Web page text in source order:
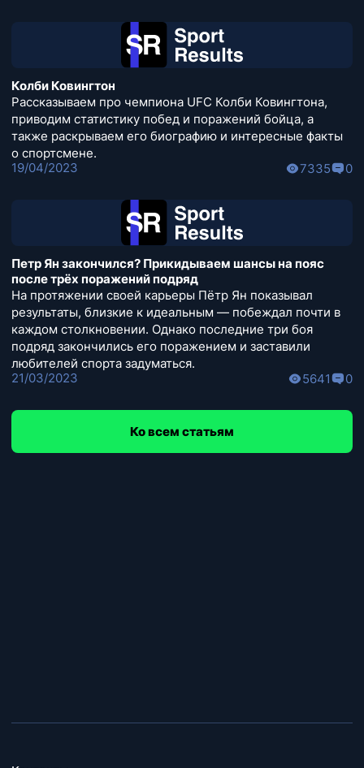
Колби Ковингтон
Рассказываем про чемпиона UFC Колби Ковингтона,
приводим статистику побед и поражений бойца, а
также раскрываем его биографию и интересные факты
о спортсмене.
19/04/2023
7335 0
Петр Ян закончился? Прикидываем шансы на пояс
после трёх поражений подряд
На протяжении своей карьеры Пётр Ян показывал
результаты, близкие к идеальным — побеждал почти в
каждом столкновении. Однако последние три боя
подряд закончились его поражением и заставили
любителей спорта задуматься.
21/03/2023
5641 0
Ко всем статьям